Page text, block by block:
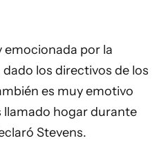
emocionada por la
los directivos de los
es muy emotivo
llamado hogar durante
Stevens.